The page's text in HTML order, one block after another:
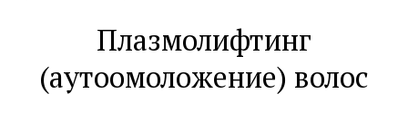
Плазмолифтинг
(аутоомоложение) волос